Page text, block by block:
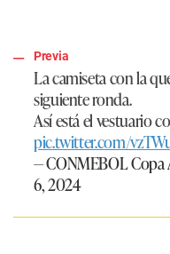
Previa
La camiseta con la
siguiente ronda.
Así está el vestuario
pic.twitter.com/
— CONMEBOL
6, 2024